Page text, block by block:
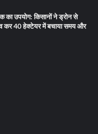
का उपयोग: किसानों ने ड्रोन से
कर 40 हेक्टेयर में बचाया समय और